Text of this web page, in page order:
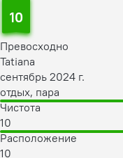
10
Превосходно
Tatiana
сентябрь 2024 г.
отдых, пара
Чистота
10
Расположение
10